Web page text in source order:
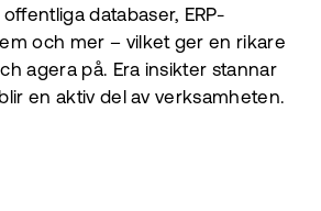
databaser, ERP-
och mer – vilket ger en rikare
agera på. Era insikter stannar
en aktiv del av verksamheten.